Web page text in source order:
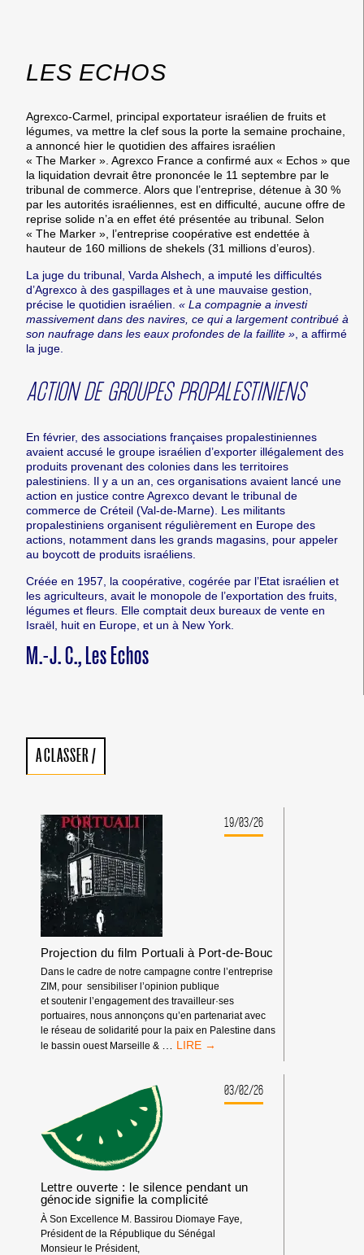
LES ECHOS
Agrexco-Carmel, principal exportateur israélien de fruits et
légumes, va mettre la clef sous la porte la semaine prochaine,
a annoncé hier le quotidien des affaires israélien
« The Marker ». Agrexco France a confirmé aux « Echos » que
la liquidation devrait être prononcée le 11 septembre par le
tribunal de commerce. Alors que l’entreprise, détenue à 30 %
par les autorités israéliennes, est en difficulté, aucune offre de
reprise solide n’a en effet été présentée au tribunal. Selon
« The Marker », l’entreprise coopérative est endettée à
hauteur de 160 millions de shekels (31 millions d’euros).
La juge du tribunal, Varda Alshech, a imputé les difficultés
d’Agrexco à des gaspillages et à une mauvaise gestion,
précise le quotidien israélien. « La compagnie a investi
massivement dans des navires, ce qui a largement contribué à
son naufrage dans les eaux profondes de la faillite » , a affirmé
la juge.
ACTION DE GROUPES PROPALESTINIENS
En février, des associations françaises propalestiniennes
avaient accusé le groupe israélien d’exporter illégalement des
produits provenant des colonies dans les territoires
palestiniens. Il y a un an, ces organisations avaient lancé une
action en justice contre Agrexco devant le tribunal de
commerce de Créteil (Val-de-Marne). Les militants
propalestiniens organisent régulièrement en Europe des
actions, notamment dans les grands magasins, pour appeler
au boycott de produits israéliens.
Créée en 1957, la coopérative, cogérée par l’Etat israélien et
les agriculteurs, avait le monopole de l’exportation des fruits,
légumes et fleurs. Elle comptait deux bureaux de vente en
Israël, huit en Europe, et un à New York.
M.-J. C., Les Echos
A CLASSER/
19/03/26
Projection du film Portuali à Port-de-Bouc
Dans le cadre de notre campagne contre l’entreprise
ZIM, pour sensibiliser l’opinion publique
et soutenir l’engagement des travailleur·ses
portuaires, nous annonçons qu’en partenariat avec
le réseau de solidarité pour la paix en Palestine dans
le bassin ouest Marseille & … PROJECTION
PORTUALI03/02/26
Lettre ouverte : le silence pendant un
génocide signifie la complicité
À Son Excellence M. Bassirou Diomaye Faye,
Président de la République du Sénégal
Monsieur le Président,